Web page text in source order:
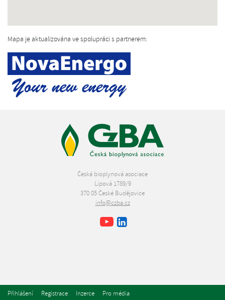
Mapa je aktualizována ve spolupráci s partnerem:
Česká bioplynová asociace
Lipová 1789/9
370 05 České Budějovice
info@czba.cz
Facebook
Youtube
Přihlášení Registrace Inzerce Pro média